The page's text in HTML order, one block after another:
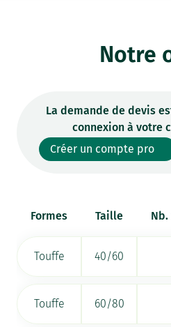
Notre
La demande de devis
connexion à votre
Créer un compte pro
Formes Taille
Touffe 40/60
Touffe 60/80